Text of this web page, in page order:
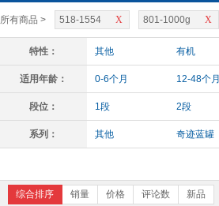
所有商品 > X
518-1554 X
801-1000g
特性： 其他 有机
适用年龄： 0-6个月 12-48个月
段位： 1段 2段
系列： 其他 奇迹蓝罐
综合排序 销量 价格 评论数 新品